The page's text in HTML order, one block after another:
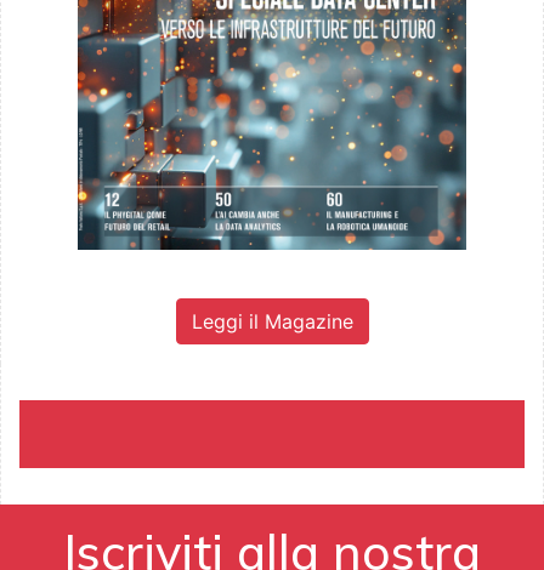
Leggi il Magazine
Iscriviti alla nostra